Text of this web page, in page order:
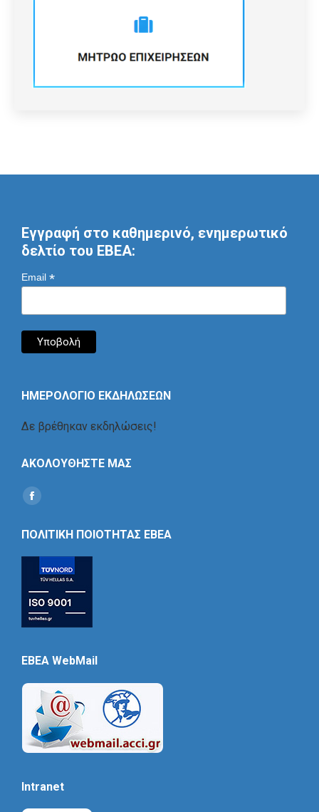
Εγγραφή στο καθημερινό, ενημερωτικό
δελτίο του ΕΒΕΑ:
Email *
ΗΜΕΡΟΛΟΓΙΟ ΕΚΔΗΛΩΣΕΩΝ
Δε βρέθηκαν εκδηλώσεις!
ΑΚΟΛΟΥΘΗΣΤΕ ΜΑΣ
Find us on:
Social
ΠΟΛΙΤΙΚΗ ΠΟΙΟΤΗΤΑΣ ΕΒΕΑ
EBEA WebMail
Intranet